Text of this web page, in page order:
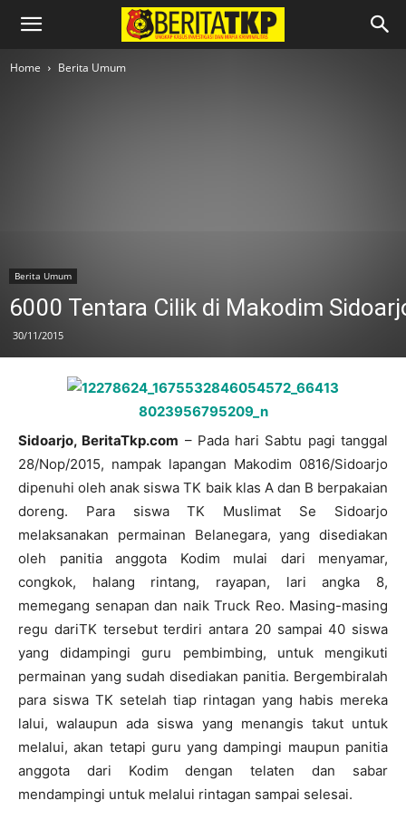
Home Berita Umum
Berita Umum
6000 Tentara Cilik di Makodim
30/11/2015
Sidoarjo, BeritaTkp.com – Pada hari Sabtu pagi tanggal
28/Nop/2015, nampak lapangan Makodim 0816/Sidoarjo
dipenuhi oleh anak siswa TK baik klas A dan B berpakaian
doreng. Para siswa TK Muslimat Se Sidoarjo
melaksanakan permainan Belanegara, yang disediakan
oleh panitia anggota Kodim mulai dari menyamar,
congkok, halang rintang, rayapan, lari angka 8,
memegang senapan dan naik Truck Reo. Masing-masing
regu dariTK tersebut terdiri antara 20 sampai 40 siswa
yang didampingi guru pembimbing, untuk mengikuti
permainan yang sudah disediakan panitia. Bergembiralah
para siswa TK setelah tiap rintagan yang habis mereka
lalui, walaupun ada siswa yang menangis takut untuk
melalui, akan tetapi guru yang dampingi maupun panitia
anggota dari Kodim dengan telaten dan sabar
mendampingi untuk melalui rintagan sampai selesai.